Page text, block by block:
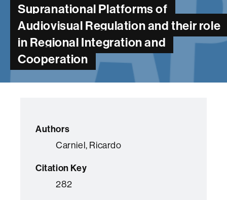
Supranational Platforms of
Audiovisual Regulation and their role
in Regional Integration and
Cooperation
Authors
Carniel, Ricardo
Citation Key
282